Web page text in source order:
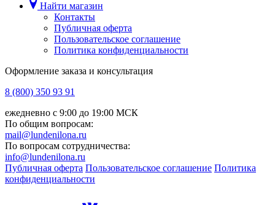
Найти магазин
Контакты
Публичная оферта
Пользовательское соглашение
Политика конфиденциальности
Оформление заказа и консультация
8 (800) 350 93 91
ежедневно с 9:00 до 19:00 МСК
По общим вопросам:
mail@lundenilona.ru
По вопросам сотрудничества:
info@lundenilona.ru
Публичная оферта Пользовательское соглашение Политика
конфиденциальности